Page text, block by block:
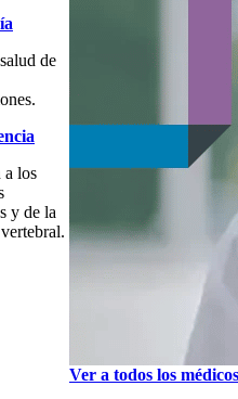
de
a los
y de la
Ver a todos los médicos